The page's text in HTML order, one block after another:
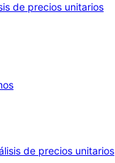
de precios unitarios
de precios unitarios